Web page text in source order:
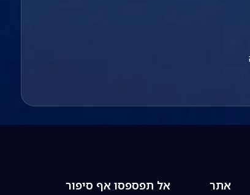
אתר אל תפספסו אף סיפור